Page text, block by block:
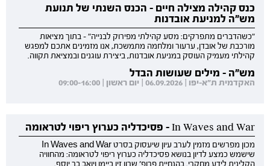
כנס קהילה מצילה חיים - הכנס השנתי של תנועת
מש"ה למניעת אובדנות
"כשהדברים מתפרקים: מסע קהילתי מפירוק לבנייה" - בתוך מציאות
מורכבת של אובדן, ערעור ומלחמה מתמשכת, אנו מזמינים אתכם למפגש
קהילתי מעמיק העוסק במניעת אובדנות, ביצירת עוגנים ובמציאת תקווה.
מש"ה - מילים שעושות הבדל
האקדמית ת"א-יפו | 06.09.2026 | יום ראשון | 09:00-16:00
In Waves and War - פסיכדליה כערוץ ריפוי לטראומה
מכון מפרשים מזמין לערב עיון שיעסוק בסרט In Waves and War
שישמש כמצע לדיון בנושא פסיכדליה כערוץ ריפוי לטראומה: מהחוויה
הקלינית לידע מחקרי. בהנחיית פרופ' שרון זין ביימן ויואב בר יוסף.